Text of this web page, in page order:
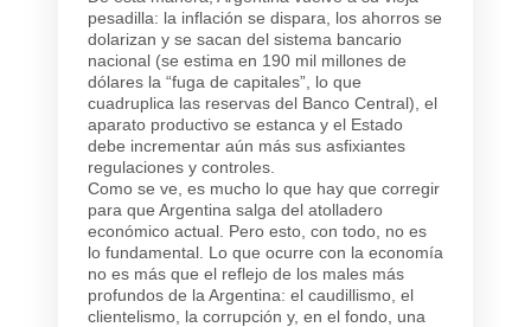
pesadilla: la inflación se dispara, los ahorros se
dolarizan y se sacan del sistema bancario
nacional (se estima en 190 mil millones de
dólares la “fuga de capitales”, lo que
cuadruplica las reservas del Banco Central), el
aparato productivo se estanca y el Estado
debe incrementar aún más sus asfixiantes
regulaciones y controles.
Como se ve, es mucho lo que hay que corregir
para que Argentina salga del atolladero
económico actual. Pero esto, con todo, no es
lo fundamental. Lo que ocurre con la economía
no es más que el reflejo de los males más
profundos de la Argentina: el caudillismo, el
clientelismo, la corrupción y, en el fondo, una